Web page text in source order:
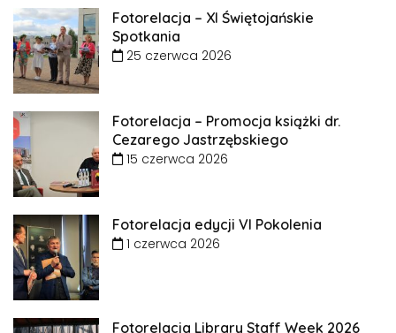
Fotorelacja – XI Świętojańskie
Spotkania
25 czerwca 2026
Fotorelacja – Promocja książki dr.
Cezarego Jastrzębskiego
15 czerwca 2026
Fotorelacja edycji VI Pokolenia
1 czerwca 2026
Fotorelacja Library Staff Week 2026